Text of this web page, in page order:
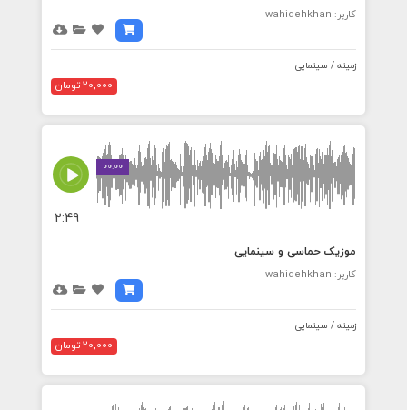
کاربر: wahidehkhan
زمینه / سینمایی
20,000 تومان
00:00
2:49
موزیک حماسی و سینمایی
کاربر: wahidehkhan
زمینه / سینمایی
20,000 تومان